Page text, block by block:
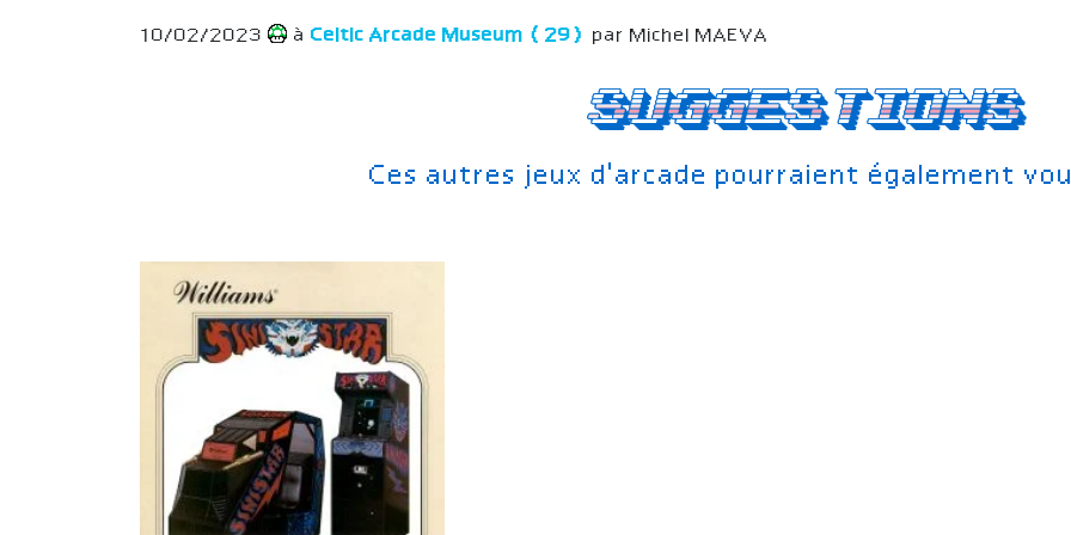
Suggestions
Ces autres jeux d'arcade pourraient également
10/02/2023 à Celtic Arcade Museum (29) par Michel MAEVA